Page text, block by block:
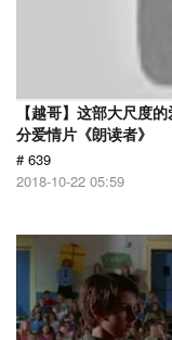
【越哥】这部大尺度
分爱情片《朗读者》
# 639
2018-10-22 05:59